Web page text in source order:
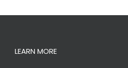
LEARN MORE